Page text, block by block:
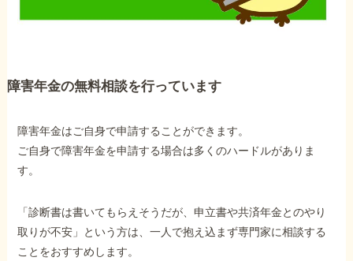
障害年金の無料相談を行っています
障害年金はご自身で申請することができます。
ご自身で障害年金を申請する場合は多くのハードルがありま
す。
「診断書は書いてもらえそうだが、申立書や共済年金とのやり
取りが不安」という方は、一人で抱え込まず専門家に相談する
ことをおすすめします。